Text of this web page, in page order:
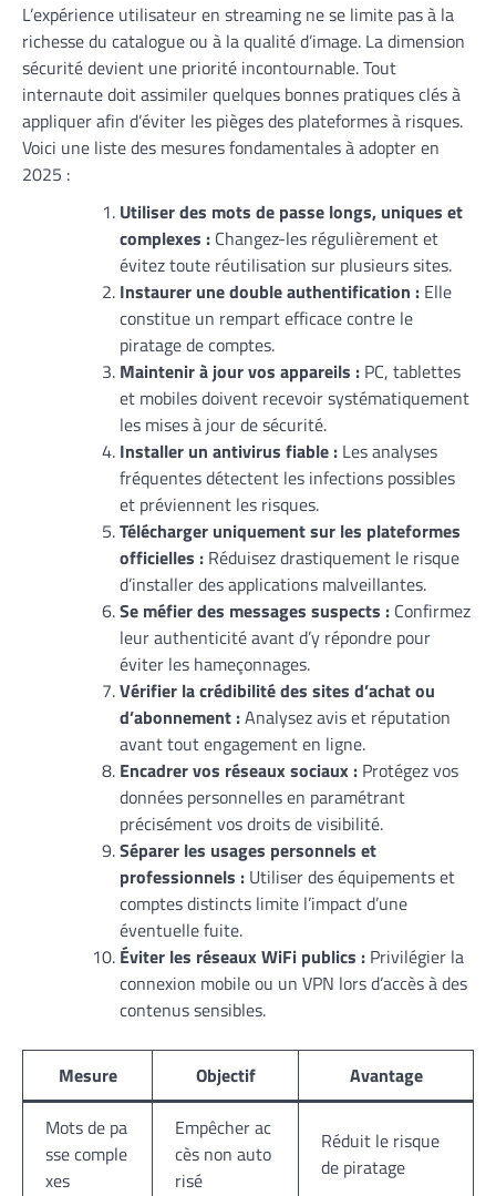
L’expérience utilisateur en streaming ne se limite pas à la
richesse du catalogue ou à la qualité d’image. La dimension
sécurité devient une priorité incontournable. Tout
internaute doit assimiler quelques bonnes pratiques clés à
appliquer afin d’éviter les pièges des plateformes à risques.
Voici une liste des mesures fondamentales à adopter en
2025 :
Utiliser des mots de passe longs, uniques et
complexes : Changez-les régulièrement et
évitez toute réutilisation sur plusieurs sites.
Instaurer une double authentification : Elle
constitue un rempart efficace contre le
piratage de comptes.
Maintenir à jour vos appareils : PC, tablettes
et mobiles doivent recevoir systématiquement
les mises à jour de sécurité.
Installer un antivirus fiable : Les analyses
fréquentes détectent les infections possibles
et préviennent les risques.
Télécharger uniquement sur les plateformes
officielles : Réduisez drastiquement le risque
d’installer des applications malveillantes.
Se méfier des messages suspects : Confirmez
leur authenticité avant d’y répondre pour
éviter les hameçonnages.
Vérifier la crédibilité des sites d’achat ou
d’abonnement :Analysez avis et réputation
avant tout engagement en ligne.
Encadrer vos réseaux sociaux : Protégez vos
données personnelles en paramétrant
précisément vos droits de visibilité.
Séparer les usages personnels et
professionnels : Utiliser des équipements et
comptes distincts limite l’impact d’une
éventuelle fuite.
Éviter les réseaux WiFi publics : Privilégier la
connexion mobile ou un VPN lors d’accès à des
contenus sensibles.
Mesure Objectif
Avantage
Mots de pa
sse comple
xes
Empêcher ac
cès non auto
risé
Réduit le risque
de piratage